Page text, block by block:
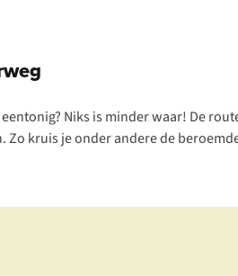
Niks is minder waar! De
kruis je onder andere de